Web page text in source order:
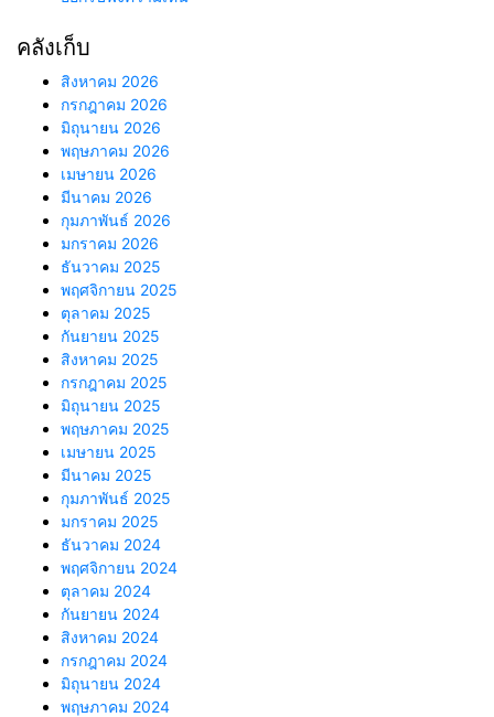
คลังเก็บ
สิงหาคม 2026
กรกฎาคม 2026
มิถุนายน 2026
พฤษภาคม 2026
เมษายน 2026
มีนาคม 2026
กุมภาพันธ์ 2026
มกราคม 2026
ธันวาคม 2025
พฤศจิกายน 2025
ตุลาคม 2025
กันยายน 2025
สิงหาคม 2025
กรกฎาคม 2025
มิถุนายน 2025
พฤษภาคม 2025
เมษายน 2025
มีนาคม 2025
กุมภาพันธ์ 2025
มกราคม 2025
ธันวาคม 2024
พฤศจิกายน 2024
ตุลาคม 2024
กันยายน 2024
สิงหาคม 2024
กรกฎาคม 2024
มิถุนายน 2024
พฤษภาคม 2024